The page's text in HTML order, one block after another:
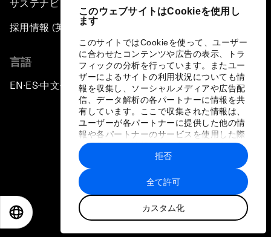
このウェブサイトはCookieを使用し
ます
このサイトではCookieを使って、ユーザー
に合わせたコンテンツや広告の表示、トラ
フィックの分析を行っています。またユー
ザーによるサイトの利用状況についても情
報を収集し、ソーシャルメディアや広告配
信、データ解析の各パートナーに情報を共
有しています。ここで収集された情報は、
ユーザーが各パートナーに提供した他の情
報や各パートナーのサービスを使用した際
に収集された情報と組み合わされ、各パー
トナーによって使用されることがありま
す。
全て許可
カスタム化
拒否
サステナビリティへの取り組み
採用情報 (英語のみ)
言語
EN ▪ES▪中文▪ 日本語
プライバシーポリシーと利用規約
サイトマップ
©
世界経済フォーラム